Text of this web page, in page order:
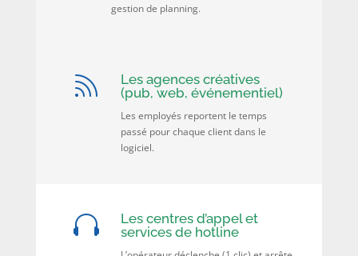
gestion de planning.

Les agences créatives
(pub, web, événementiel)
Les employés reportent le temps
passé pour chaque client dans le
logiciel.

Les centres d’appel et
services de hotline